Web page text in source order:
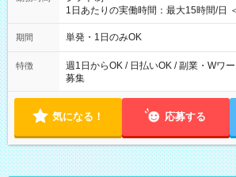
1日あたりの実働時間：最大15時間/日
勤務 勤務：月・水・金 休み：火・木・土・日 好きな
可能です！ ※1日あたりの最大実働時間は日勤、夜勤共に勤務し
期間 単発・1日のみOK
特徴
週1日からOK / 日払いOK / 副業・Wワ
募集
気になる！ 応募する